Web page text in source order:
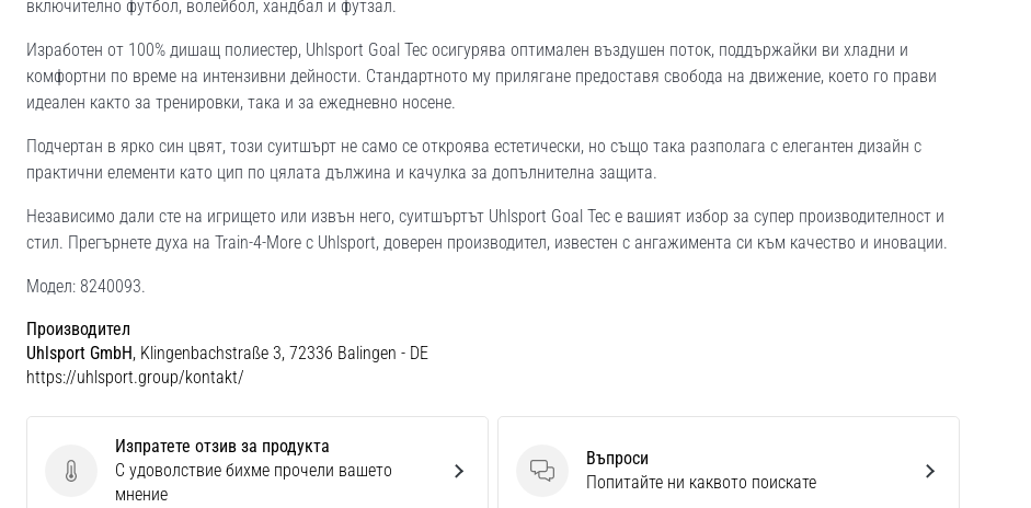
включително футбол, волейбол, хандбал и футзал.
Изработен от 100% дишащ полиестер, Uhlsport Goal Tec осигурява оптимален въздушен поток, поддържайки ви хладни и
комфортни по време на интензивни дейности. Стандартното му прилягане предоставя свобода на движение, което го прави
идеален както за тренировки, така и за ежедневно носене.
Подчертан в ярко син цвят, този суитшърт не само се откроява естетически, но също така разполага с елегантен дизайн с
практични елементи като цип по цялата дължина и качулка за допълнителна защита.
Независимо дали сте на игрището или извън него, суитшъртът Uhlsport Goal Tec е вашият избор за супер производителност и
стил. Прегърнете духа на Train-4-More с Uhlsport, доверен производител, известен с ангажимента си към качество и иновации.
Модел: 8240093.
Производител
Uhlsport GmbH, Klingenbachstraße 3, 72336 Balingen - DE
https://uhlsport.group/kontakt/
Изпратете отзив за продукта
Изпратете отзив за продукта
С удоволствие бихме прочели вашето
мнение
Въпроси
Въпроси
Попитайте ни каквото поискате